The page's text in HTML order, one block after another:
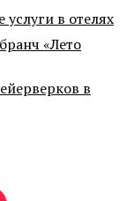
в отелях
«Лето
в